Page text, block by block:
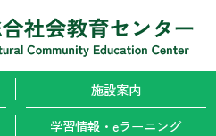
施設案内
学習情報・ eラーニング